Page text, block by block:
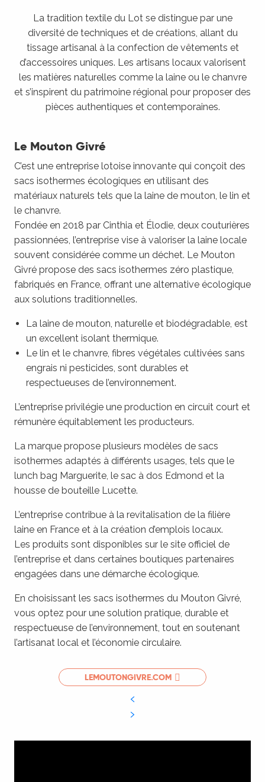
Poterie
Couteaux
Vannerie
Verre
La tradition textile du Lot se distingue par une
diversité de techniques et de créations, allant du
tissage artisanal à la confection de vêtements et
d’accessoires uniques. Les artisans locaux valorisent
les matières naturelles comme la laine ou le chanvre
et s’inspirent du patrimoine régional pour proposer des
pièces authentiques et contemporaines.
Le Mouton Givré
C’est une entreprise lotoise innovante qui conçoit des
sacs isothermes écologiques en utilisant des
matériaux naturels tels que la laine de mouton, le lin et
le chanvre.
Fondée en 2018 par Cinthia et Élodie, deux couturières
passionnées, l’entreprise vise à valoriser la laine locale
souvent considérée comme un déchet. Le Mouton
Givré propose des sacs isothermes zéro plastique,
fabriqués en France, offrant une alternative écologique
aux solutions traditionnelles.
La laine de mouton, naturelle et biodégradable, est
un excellent isolant thermique.
Le lin et le chanvre, fibres végétales cultivées sans
engrais ni pesticides, sont durables et
respectueuses de l’environnement.
L’entreprise privilégie une production en circuit court et
rémunère équitablement les producteurs.
La marque propose plusieurs modèles de sacs
isothermes adaptés à différents usages, tels que le
lunch bag Marguerite, le sac à dos Edmond et la
housse de bouteille Lucette.
L’entreprise contribue à la revitalisation de la filière
laine en France et à la création d’emplois locaux.
Les produits sont disponibles sur le site officiel de
l’entreprise et dans certaines boutiques partenaires
engagées dans une démarche écologique.
En choisissant les sacs isothermes du Mouton Givré,
vous optez pour une solution pratique, durable et
respectueuse de l’environnement, tout en soutenant
l’artisanat local et l’économie circulaire.
LEMOUTONGIVRE.COM